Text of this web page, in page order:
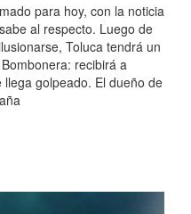
para hoy, con la noticia
al respecto. Luego de
Toluca tendrá un
recibirá a
golpeado. El dueño de